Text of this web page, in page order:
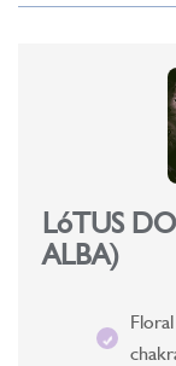
LóTUS
ALBA)